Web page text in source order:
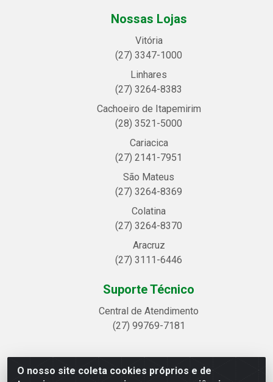
O nosso site coleta cookies próprios e de
Nossas Lojas
Vitória
(27) 3347-1000
Linhares
(27) 3264-8383
Cachoeiro de Itapemirim
(28) 3521-5000
Cariacica
(27) 2141-7951
São Mateus
(27) 3264-8369
Colatina
(27) 3264-8370
Aracruz
(27) 3111-6446
Suporte Técnico
Central de Atendimento
(27) 99769-7181
Linhavix Distribuidora LTDA - Avenida Alegre, 2521 -